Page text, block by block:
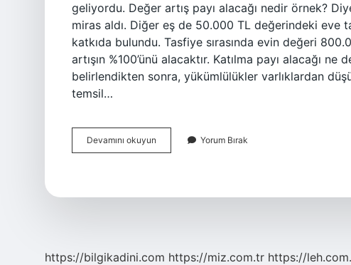
geliyordu. Değer artış payı alacağı nedir örnek?
miras aldı. Diğer eş de 50.000 TL değerindeki eve
katkıda bulundu. Tasfiye sırasında evin değeri
artışın %100’ünü alacaktır. Katılma payı alacağı
belirlendikten sonra, yükümlülükler varlıklardan
temsil…
Devamını okuyun
Alacağı
Yorum Bırak
https://bilgikadini.com https://miz.com.tr https://